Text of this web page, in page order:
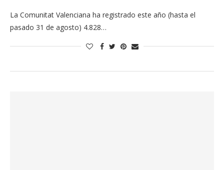
La Comunitat Valenciana ha registrado este año (hasta el
pasado 31 de agosto) 4.828…